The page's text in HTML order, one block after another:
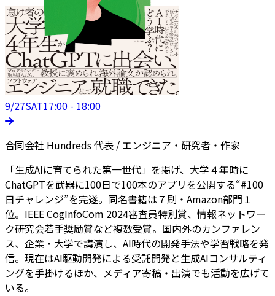
9/27SAT17:00 - 18:00
合同会社 Hundreds 代表 / エンジニア・研究者・作家
「生成AIに育てられた第一世代」を掲げ、大学４年時に
ChatGPTを武器に100日で100本のアプリを公開する“#100
日チャレンジ”を完遂。同名書籍は７刷・Amazon部門１
位。IEEE CogInfoCom 2024審査員特別賞、情報ネットワー
ク研究会若手奨励賞など複数受賞。国内外のカンファレン
ス、企業・大学で講演し、AI時代の開発手法や学習戦略を発
信。現在はAI駆動開発による受託開発と生成AIコンサルティ
ングを手掛けるほか、メディア寄稿・出演でも活動を広げて
いる。